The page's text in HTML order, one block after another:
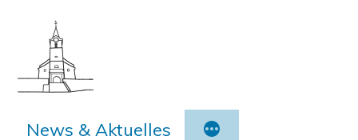
springen
News & Aktuelles